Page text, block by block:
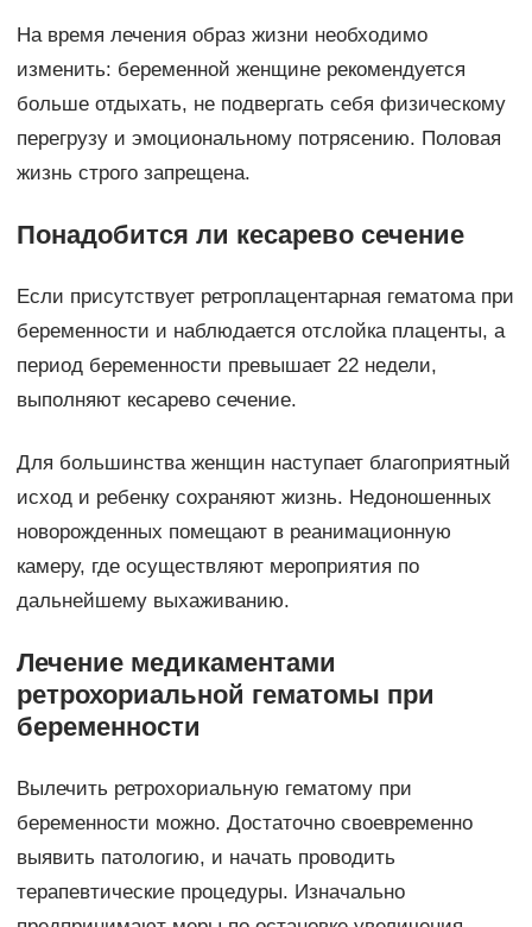
На время лечения образ жизни необходимо
изменить: беременной женщине рекомендуется
больше отдыхать, не подвергать себя физическому
перегрузу и эмоциональному потрясению. Половая
жизнь строго запрещена.
Понадобится ли кесарево сечение
Если присутствует ретроплацентарная гематома при
беременности и наблюдается отслойка плаценты, а
период беременности превышает 22 недели,
выполняют кесарево сечение.
Для большинства женщин наступает благоприятный
исход и ребенку сохраняют жизнь. Недоношенных
новорожденных помещают в реанимационную
камеру, где осуществляют мероприятия по
дальнейшему выхаживанию.
Лечение медикаментами
ретрохориальной гематомы при
беременности
Вылечить ретрохориальную гематому при
беременности можно. Достаточно своевременно
выявить патологию, и начать проводить
терапевтические процедуры. Изначально